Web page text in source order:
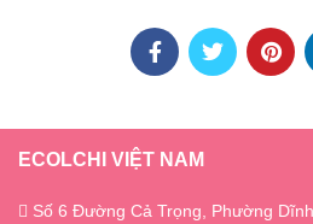
ECOLCHI VIỆT NAM
Số 6 Đường Cả Trọng, Phường